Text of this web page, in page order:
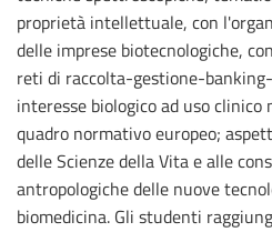
proprietà intellettuale, con
delle imprese biotecnologiche,
reti di raccolta-gestione-
interesse biologico ad uso
quadro normativo europeo;
delle Scienze della Vita e alle
antropologiche delle nuove
biomedicina. Gli studenti